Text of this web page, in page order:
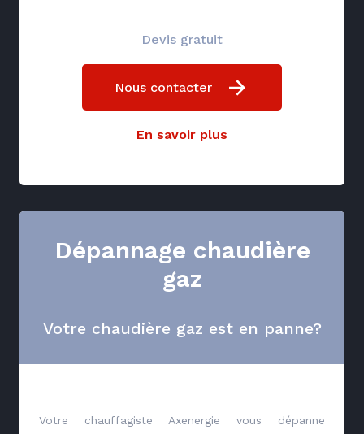
Devis gratuit
Nous contacter
En savoir plus
Dépannage chaudière
gaz
Votre chaudière gaz est en panne?
Votre chauffagiste Axenergie vous dépanne